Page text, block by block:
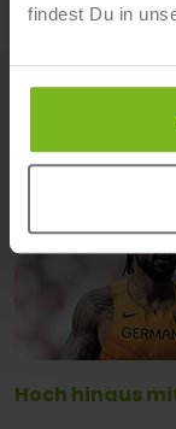
findest Du in
WEITERE
Alle
Hoch hinaus